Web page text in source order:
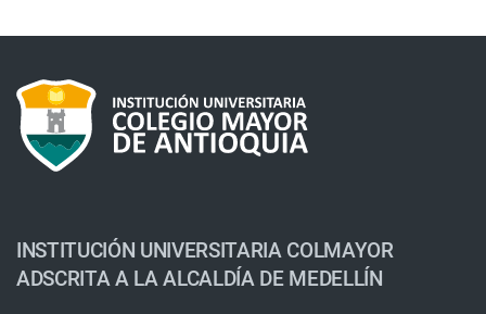
INSTITUCIÓN UNIVERSITARIA COLMAYOR
ADSCRITA A LA ALCALDÍA DE MEDELLÍN